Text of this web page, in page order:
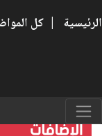
الرئيسية | كل